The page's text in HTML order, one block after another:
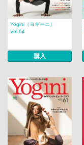
Yogini（ヨギーニ）
Vol.64
購入